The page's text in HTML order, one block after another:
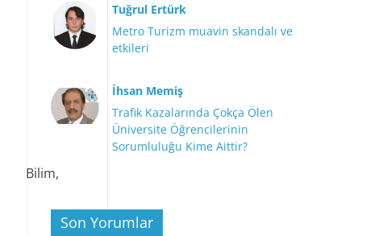
N.
Bilim,
N.
Tuğrul Ertürk
Metro Turizm muavin skandalı ve
etkileri
İhsan Memiş
Trafik Kazalarında Çokça Ölen
Üniversite Öğrencilerinin
Sorumluluğu Kime Aittir?
Son Yorumlar